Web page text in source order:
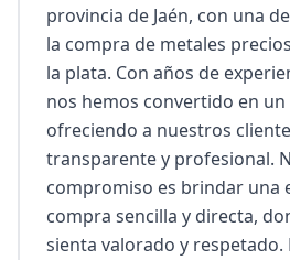
provincia de Jaén, con una
la compra de metales
la plata. Con años de
nos hemos convertido en
ofreciendo a nuestros
transparente y profesional.
compromiso es brindar una
compra sencilla y directa,
sienta valorado y